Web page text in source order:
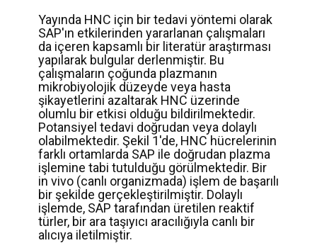
Yayında HNC için bir tedavi yöntemi olarak
SAP'ın etkilerinden yararlanan çalışmaları
da içeren kapsamlı bir literatür araştırması
yapılarak bulgular derlenmiştir. Bu
çalışmaların çoğunda plazmanın
mikrobiyolojik düzeyde veya hasta
şikayetlerini azaltarak HNC üzerinde
olumlu bir etkisi olduğu bildirilmektedir.
Potansiyel tedavi doğrudan veya dolaylı
olabilmektedir. Şekil 1'de, HNC hücrelerinin
farklı ortamlarda SAP ile doğrudan plazma
işlemine tabi tutulduğu görülmektedir. Bir
in vivo (canlı organizmada) işlem de başarılı
bir şekilde gerçekleştirilmiştir. Dolaylı
işlemde, SAP tarafından üretilen reaktif
türler, bir ara taşıyıcı aracılığıyla canlı bir
alıcıya iletilmiştir.